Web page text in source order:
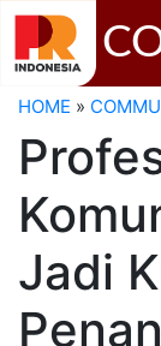
HOME »
Jadi